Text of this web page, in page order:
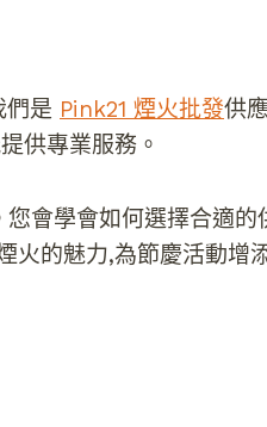
們是 Pink21 煙火批發供
供專業服務。
您會學會如何選擇合適的
火的魅力,為節慶活動增